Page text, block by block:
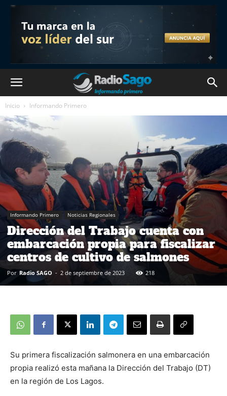
Inicio Informando Primero
Informando Primero Noticias Regionales
Dirección del Trabajo cuenta con
embarcación propia para fiscalizar
centros de cultivo de salmones
Por Radio SAGO - 2 de septiembre de 2023 218
Su primera fiscalización salmonera en una embarcación
propia realizó esta mañana la Dirección del Trabajo (DT)
en la región de Los Lagos.